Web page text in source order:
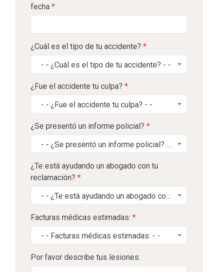
fecha *
¿Cuál es el tipo de tu accidente? *
- - ¿Cuál es el tipo de tu accidente? - -
¿Fue el accidente tu culpa? *
- - ¿Fue el accidente tu culpa? - -
¿Se presentó un informe policial? *
- - ¿Se presentó un informe policial? - -
¿Te está ayudando un abogado con tu
reclamación? *
- - ¿Te está ayudando un abogado con tu reclamación? - -
Facturas médicas estimadas: *
- - Facturas médicas estimadas: - -
Por favor describe tus lesiones: